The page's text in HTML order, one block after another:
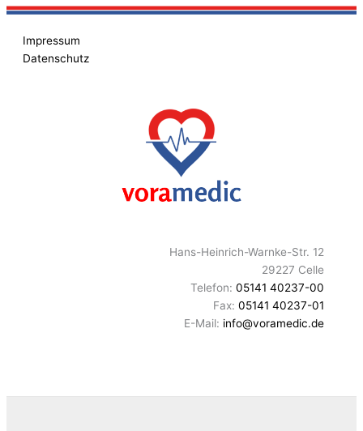
Impressum
Datenschutz
Hans-Heinrich-Warnke-Str. 12
29227 Celle
Telefon: 05141 40237-00
Fax: 05141 40237-01
E-Mail: info@voramedic.de